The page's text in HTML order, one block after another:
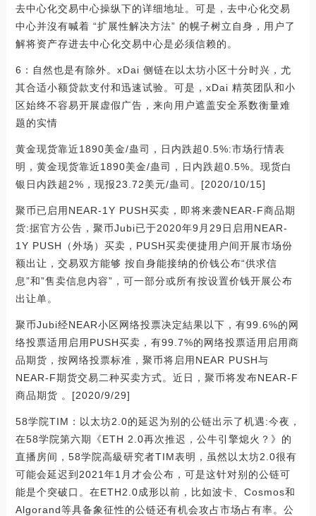
去中心化交易中心操纵下的详细地址。可是，去中心化交易
中心并沒有喊着 “扩展性解决方法” 的幌子树立自身，用户了
解将资产存进去中心化交易中心是必须信赖的。
6：自然也是有除外。xDai 侧链在以太坊小区十分时兴，尤
其合适小额贷款支付和迅速试验。可是，xDai 精英团队和小
区始终不容易开展虚假广告，来向用户遮盖安全系数衡量难
题的实情
黄金现货靠近1890美金/蛊司，日内跌超0.5%:市场行情表
明，黄金现货靠近1890美金/蛊司，日内跌超0.5%。现货白
银日内跌超2%，现报23.72美元/蛊司。[2020/10/15]
聚币已启用NEAR-1Y PUSH买卖，即将来袭NEAR-F商品期
货:据官方公告，聚币Jubi已于2020年9月29日启用NEAR-
1Y PUSH（外场）买卖，PUSH买卖便捷用户间开展市场份
额出让，交易双方能够 按自身能接纳的价钱公布“供求信
息”和”售卖信息内容”，可一部分或所有按设置价钱开展公布
出让单。
聚币Jubi经NEAR小区网络投票决定結果以下，有99.6%的网
络投票适用启用PUSH买卖，有99.7%的网络投票适用启用商
品期货，按网络投票标准，聚币将启用NEAR PUSH与
NEAR-F期货交易二种买卖方式。近日，聚币将发布NEAR-F
商品期货 。[2020/9/29]
58学院TIM：以太坊2.0的延迟为别的公链出示了机遇:今夜，
在58学院第六期《ETH 2.0再次推迟，公牛引擎熄火？》的
直播房间，58学院高級研究者TIM表明，虽然以太坊2.0很有
可能会延迟到2021年1月才会公布，可是这针对别的公链可
能是个突破口。在ETH2.0成形以前，比如波卡、Cosmos和
Algorand等具备象征性的公链还有机会攻占市场占有率。公